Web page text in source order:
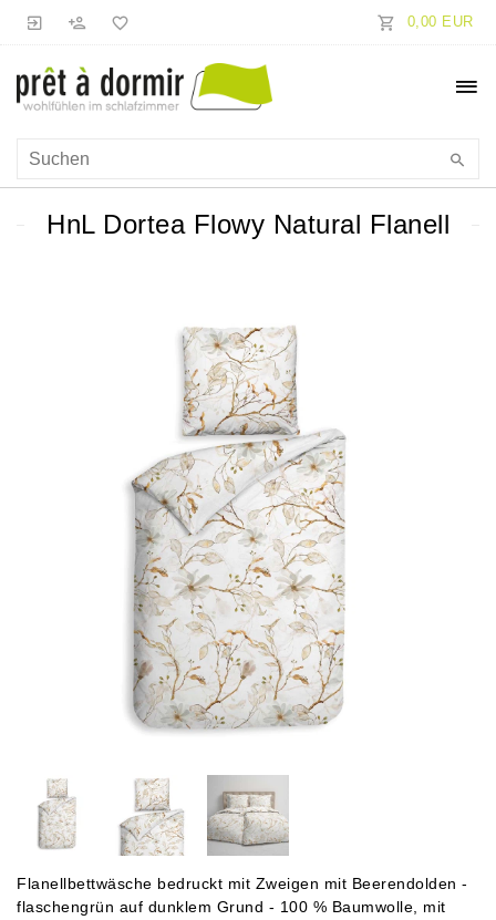
0,00 EUR
HnL Dortea Flowy Natural Flanell
Flanellbettwäsche bedruckt mit Zweigen mit Beerendolden -
flaschengrün auf dunklem Grund - 100 % Baumwolle, mit